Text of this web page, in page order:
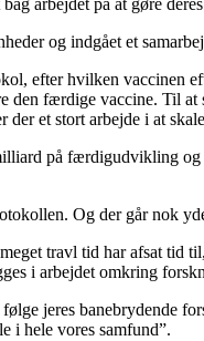
arbejdet på at gøre
og indgået et
efter hvilken vaccinen
den færdige vaccine. Til
et stort arbejde i at
på færdigudvikling
Og der går nok
travl tid har afsat tid
i arbejdet omkring
jeres banebrydende
i hele vores samfund”.